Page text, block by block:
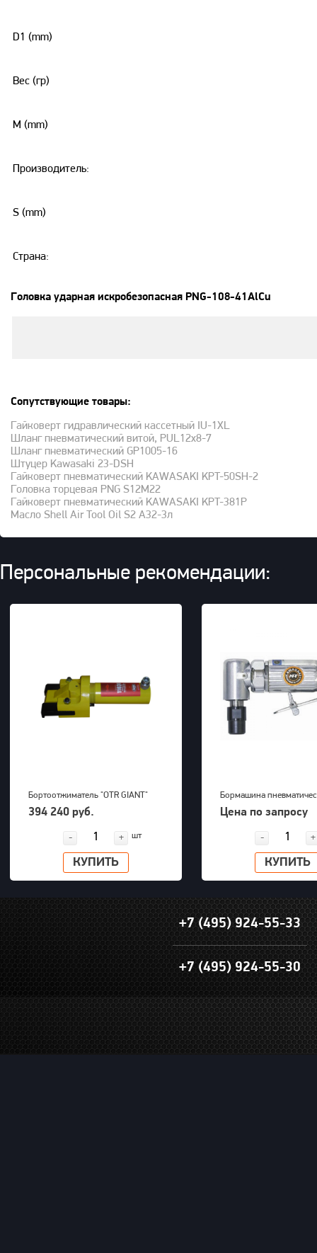
D1 (mm)
Вес (гр)
M (mm)
Производитель:
S (mm)
Страна:
Головка ударная искробезопасная PNG-108-41AlCu
Сопутствующие товары:
Гайковерт гидравлический кассетный IU-1XL
Шланг пневматический витой, PUL12x8-7
Шланг пневматический GP1005-16
Штуцер Kawasaki 23-DSH
Гайковерт пневматический KAWASAKI KPT-50SH-2
Головка торцевая PNG S12M22
Гайковерт пневматический KAWASAKI KPT-381P
Масло Shell Air Tool Oil S2 A32-3л
Персональные рекомендации:
Бортоотжиматель "OTR GIANT"
(39-63") для 5-ти составных
394 240 руб.
- + шт
КУПИТЬ
Бормашина
Kawasaki KPT-26DGBS
Цена по запросу
- +
КУПИТЬ
+7 (495) 924-55-33
+7 (495) 924-55-30